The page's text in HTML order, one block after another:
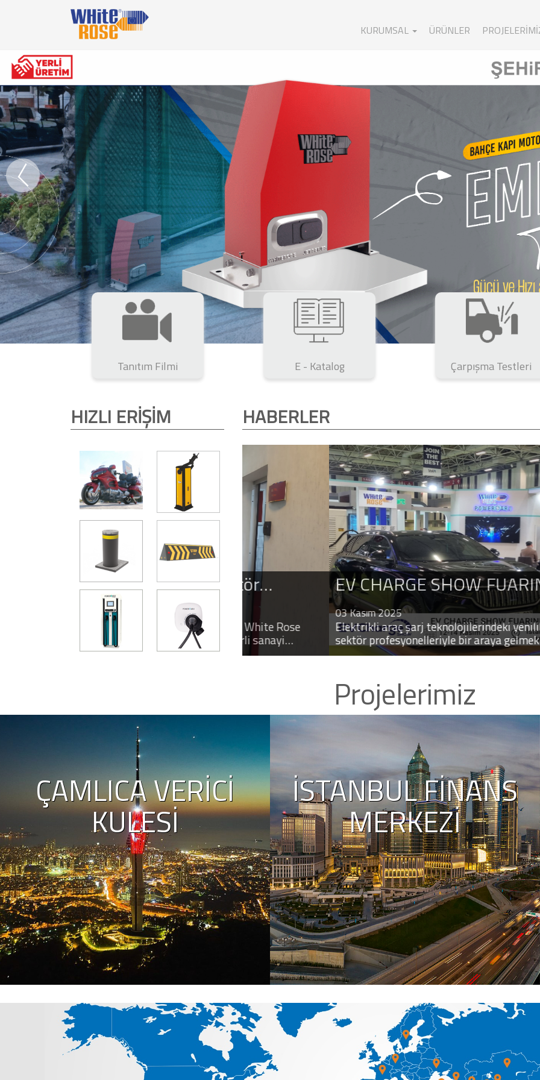
KURUMSAL ÜRÜNLER
Tanıtım Filmi E - Katalog Çarpışma Testleri
HIZLI ERİŞİM HABERLER
Sanayii Sektör
White Rose Ziyaret
Sanayii Sektör Kurulu heyeti, White Rose
ederek üretim, teknoloji ve yerli sanayi
EV CHARGE SHOW FUARINDAYIZ !
Elektrikli araç şarj teknolojilerindeki yeniliklerimizi
sektör profesyonelleriyle bir araya gelmek için sizleri
bekliyoruz.
Amsterdam
ENKI 2024
Projelerimiz
ÇAMLICA VERICI
KULESI
İSTANBUL FINANS
MERKEZI